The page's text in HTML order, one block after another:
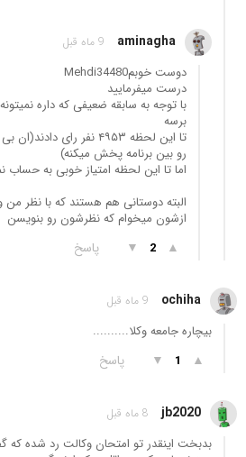
aminagha 9 ماه قبل
دوست خوبمMehdi34480
درست میفرمایید
با توجه به سابقه ضعیفی که داره
برسه
تا این لحظه ۴۹۵۳ نفر
رو بین برنامه پخش میکنه)
اما تا این لحظه امتیاز خوبی به حساب
البته دوستانی هم هستند که با نظر
ازشون میخوام که نظرشون رو بنویسن
▲
2
▼ پاسخ
ochiha 9 ماه قبل
بیچاره جامعه وکلا..........
▲
1
▼ پاسخ
jb2020 8 ماه قبل
بدبخت اینقدر تو امتحان وکالت رد شده